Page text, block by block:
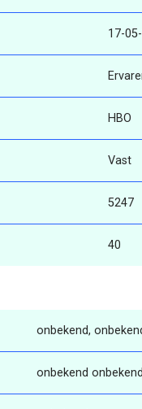
17-
HBO
Vast
5247
40
onbekend,
onbekend onbekend